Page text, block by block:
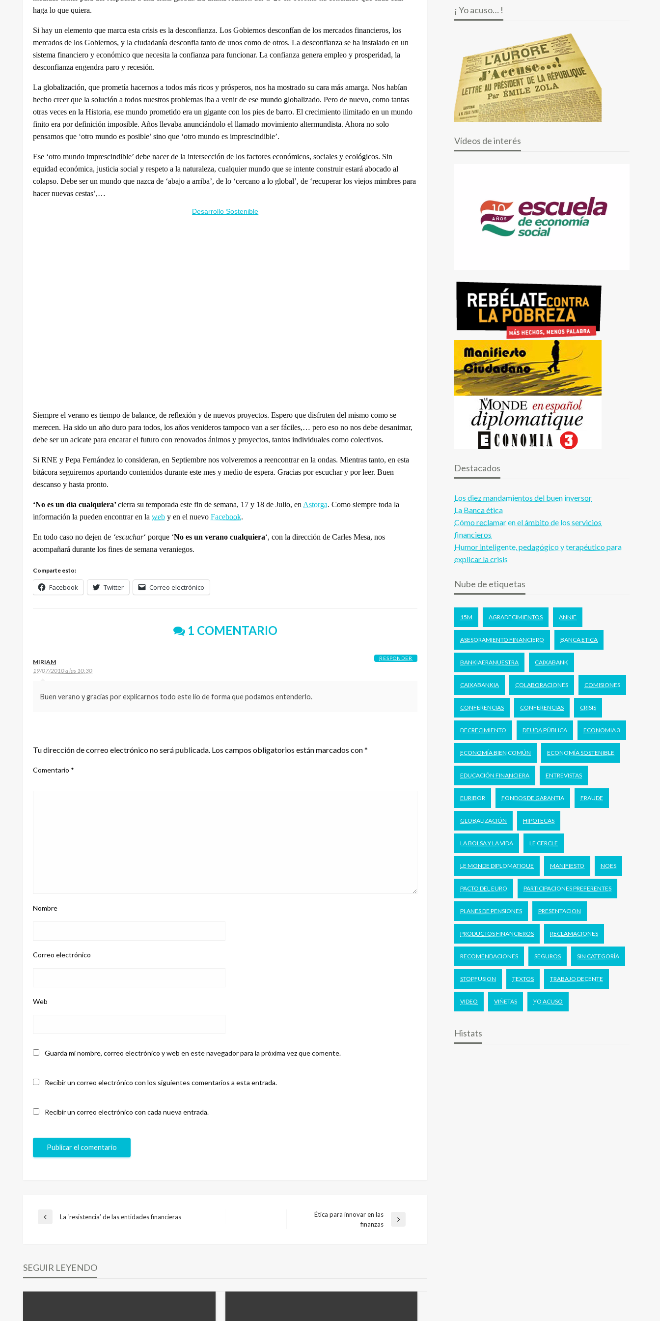
haga lo que quiera.
Si hay un elemento que marca esta crisis es la desconfianza. Los Gobiernos desconfían de los mercados financieros, los
mercados de los Gobiernos, y la ciudadanía desconfia tanto de unos como de otros. La desconfianza se ha instalado en un
sistema financiero y económico que necesita la confianza para funcionar. La confianza genera empleo y prosperidad, la
desconfianza engendra paro y recesión.
La globalización, que prometía hacernos a todos más ricos y prósperos, nos ha mostrado su cara más amarga. Nos habían
hecho creer que la solución a todos nuestros problemas iba a venir de ese mundo globalizado. Pero de nuevo, como tantas
otras veces en la Historia, ese mundo prometido era un gigante con los pies de barro. El crecimiento ilimitado en un mundo
finito era por definición imposible. Años llevaba anunciándolo el llamado movimiento altermundista. Ahora no solo
pensamos que ‘otro mundo es posible’ sino que ‘otro mundo es imprescindible’.
Ese ‘otro mundo imprescindible’ debe nacer de la intersección de los factores económicos, sociales y ecológicos. Sin
equidad económica, justicia social y respeto a la naturaleza, cualquier mundo que se intente construir estará abocado al
colapso. Debe ser un mundo que nazca de ‘abajo a arriba’, de lo ‘cercano a lo global’, de ‘recuperar los viejos mimbres para
hacer nuevas cestas’,…
Desarrollo Sostenible
Siempre el verano es tiempo de balance, de reflexión y de nuevos proyectos. Espero que disfruten del mismo como se
merecen. Ha sido un año duro para todos, los años venideros tampoco van a ser fáciles,… pero eso no nos debe desanimar,
debe ser un acicate para encarar el futuro con renovados ánimos y proyectos, tantos individuales como colectivos.
Si RNE y Pepa Fernández lo consideran, en Septiembre nos volveremos a reencontrar en la ondas. Mientras tanto, en esta
bitácora seguiremos aportando contenidos durante este mes y medio de espera. Gracias por escuchar y por leer. Buen
descanso y hasta pronto.
‘No es un día cualquiera’cierra su temporada este fin de semana, 17 y 18 de Julio, en Astorga. Como siempre toda la
información la pueden encontrar en la web y en el nuevo Facebook.
En todo caso no dejen de ‘escuchar‘ porque ‘No es un verano cualquiera‘, con la dirección de Carles Mesa, nos
acompañará durante los fines de semana veraniegos.
Comparte esto:
Facebook Twitter Correo electrónico
1 COMENTARIO
MIRIAM
19/07/2010 a las 10:30
Buen verano y gracias por explicarnos todo este lío de forma que podamos entenderlo.
RESPONDER
Tu dirección de correo electrónico no será publicada. Los campos obligatorios están marcados con*
Comentario *
Nombre
Correo electrónico
Web
Guarda mi nombre, correo electrónico y web en este navegador para la próxima vez que comente.
Recibir un correo electrónico con los siguientes comentarios a esta entrada.
Recibir un correo electrónico con cada nueva entrada.
Navegación
entradas
Entrada
La ‘resistencia’ de las entidades financieras
Ética para innovar en las
finanzas
SEGUIR LEYENDO
¡ Yo acuso… !
Vídeos de interés
Destacados
Los diez mandamientos del buen inversor
La Banca ética
Cómo reclamar en el ámbito de los servicios
financieros
Humor inteligente, pedagógico y terapéutico para
explicar la crisis
Nube de etiquetas
15M AGRADECIMIENTOS ANNIE
ASESORAMIENTO FINANCIERO BANCA ETICA
BANKIAERANUESTRA CAIXABANK
CAIXABANKIA COLABORACIONES COMISIONES
CONFERENCIAS CONFERENCIAS CRISIS
DECRECIMIENTO DEUDA PÚBLICA ECONOMIA 3
ECONOMÍA BIEN COMÚN ECONOMÍA SOSTENIBLE
EDUCACIÓN FINANCIERA ENTREVISTAS
EURIBOR FONDOS DE GARANTIA FRAUDE
GLOBALIZACIÓN HIPOTECAS
LA BOLSA Y LA VIDA LE CERCLE
LE MONDE DIPLOMATIQUE MANIFIESTO NOES
PACTO DEL EURO PARTICIPACIONES PREFERENTES
PLANES DE PENSIONES PRESENTACION
PRODUCTOS FINANCIEROS RECLAMACIONES
RECOMENDACIONES SEGUROS SIN CATEGORÍA
STOPFUSION TEXTOS TRABAJO DECENTE
VIDEO VIÑETAS YO ACUSO
Histats